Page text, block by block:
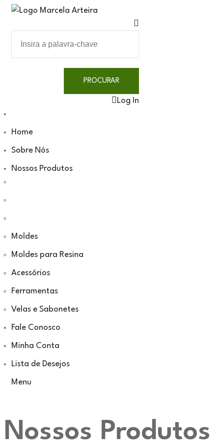
Log In
Home
Sobre Nós
Nossos Produtos
Moldes
Moldes para Resina
Acessórios
Ferramentas
Velas e Sabonetes
Fale Conosco
Minha Conta
Lista de Desejos
Menu
Nossos Produtos